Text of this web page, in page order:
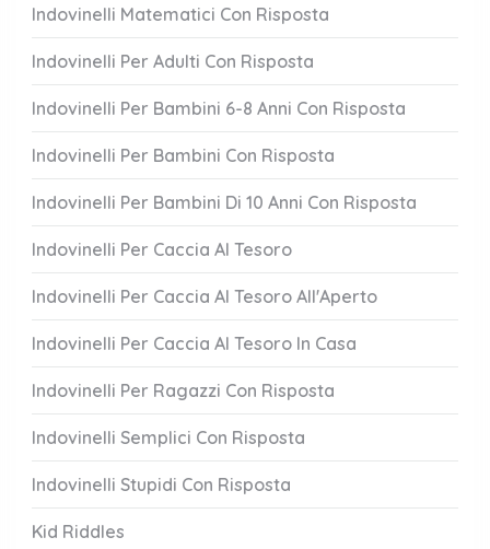
Indovinelli Matematici Con Risposta
Indovinelli Per Adulti Con Risposta
Indovinelli Per Bambini 6-8 Anni Con Risposta
Indovinelli Per Bambini Con Risposta
Indovinelli Per Bambini Di 10 Anni Con Risposta
Indovinelli Per Caccia Al Tesoro
Indovinelli Per Caccia Al Tesoro All'Aperto
Indovinelli Per Caccia Al Tesoro In Casa
Indovinelli Per Ragazzi Con Risposta
Indovinelli Semplici Con Risposta
Indovinelli Stupidi Con Risposta
Kid Riddles